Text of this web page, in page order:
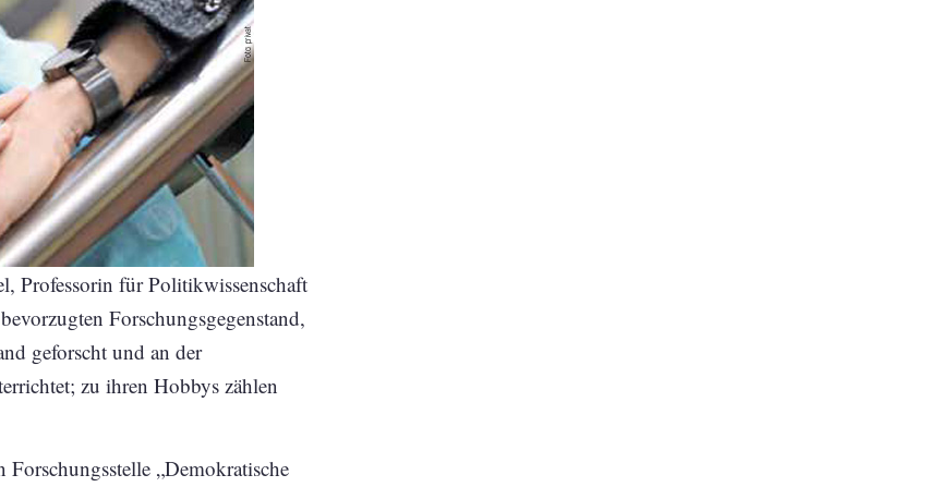
Professorin für Politikwissenschaft
Forschungsgegenstand,
geforscht und an der
zu ihren Hobbys zählen
„Demokratische